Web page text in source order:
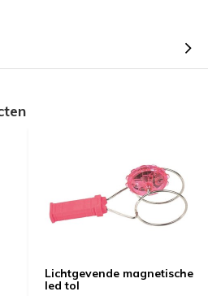
Lichtgevende magnetische
led tol